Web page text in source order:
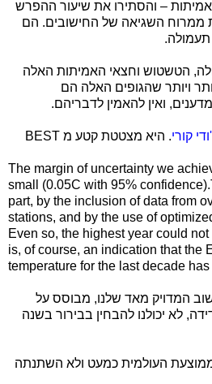
– והסתירו את שיעור ההפרש
ממרוח השגיאה של החישובים. הם
תעמולה.
הטשטוש וחצאי האמיתות האלה
ויותר שהגופים האלה הם
ואין להאמין לדבריהם.
קורי. היא מצטטת קטע מ BEST
The margin of uncertainty we
small (0.05C with 95%
part, by the inclusion of data from
stations, and by the use of
Even so, the highest year could
is, of course, an indication that the
temperature for the last decade
המדויק מאד שלנו, מבוסס על
תחנות מדידה, לא יכולנו להבחין בבירור בשנה
העולמית כמעט ולא השתנתה